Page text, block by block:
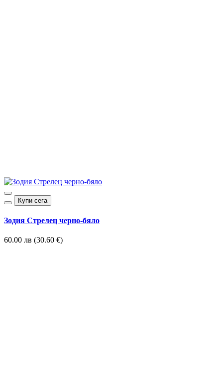
Купи сега
Зодия Стрелец черно-бяло
60.00 лв (30.60 €)